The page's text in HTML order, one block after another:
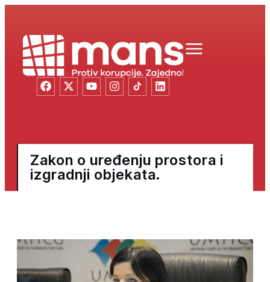
Zakon o uređenju prostora i
izgradnji objekata.